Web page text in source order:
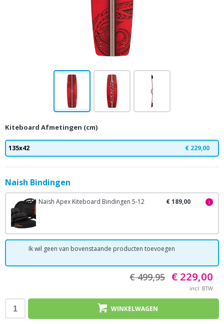
Kiteboard Afmetingen (cm)
135x42 € 229,00
Naish Bindingen
Naish Apex Kiteboard Bindingen 5-12 € 189,00 i
Ik wil geen van bovenstaande producten toevoegen
€ 499,95 € 229,00
incl. BTW
WINKELWAGEN